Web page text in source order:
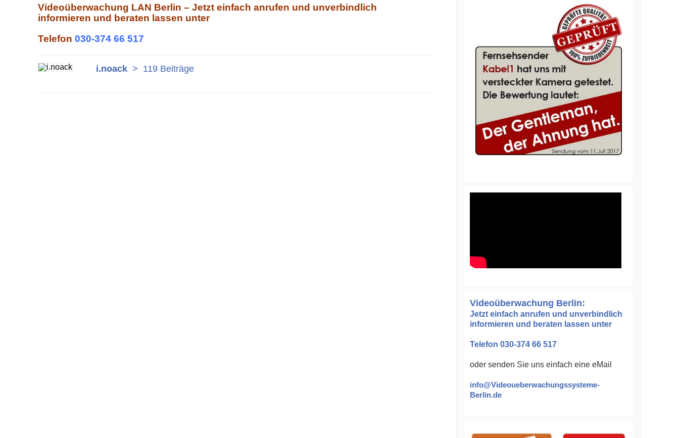
Videoüberwachung LAN Berlin – Jetzt einfach anrufen und unverbindlich
informieren und beraten lassen unter
Telefon 030-374 66 517
i.noack > 119 Beiträge
Videoüberwachung Berlin:
Jetzt einfach anrufen und unverbindlich
informieren und beraten lassen unter
Telefon 030-374 66 517
oder senden Sie uns einfach eine eMail
info@Videoueberwachungssysteme-
Berlin.de